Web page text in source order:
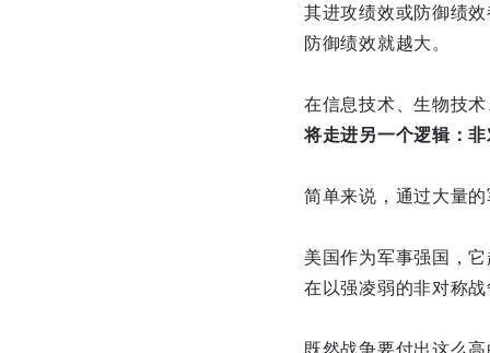
其进攻绩效或防御绩
防御绩效就越大。
在信息技术、生物技
将走进另一个逻辑：非
简单来说，通过大量
美国作为军事强国，
在以强凌弱的非对称
既然战争要付出这么